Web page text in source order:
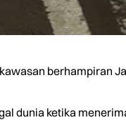
berhampiran
dunia ketika